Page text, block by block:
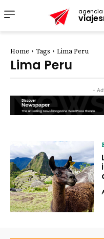
agencia
Home Tags Lima Peru
Lima Peru
-